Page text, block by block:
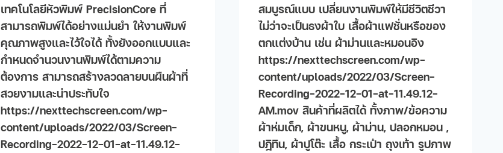
เทคโนโลยีหัวพิมพ์ PrecisionCore ที่
สามารถพิมพ์ได้อย่างแม่นยำ ให้งานพิมพ์
คุณภาพสูงและไว้ใจได้ ทั้งยังออกแบบและ
กำหนดจำนวนงานพิมพ์ได้ตามความ
ต้องการ สามารถสร้างลวดลายบนผืนผ้าที่
สวยงามและน่าประทับใจ
https://nexttechscreen.com/wp-
content/uploads/2022/03/Screen-
Recording-2022-12-01-at-11.49.12-
สมบูรณ์แบบ เปลี่ยนงานพิมพ์ให้มีชีวิตชีวา
ไม่ว่าจะเป็นธงผ้าใบ เสื้อผ้าแฟชั่นหรือของ
ตกแต่งบ้าน เช่น ผ้าม่านและหมอนอิง
https://nexttechscreen.com/wp-
content/uploads/2022/03/Screen-
Recording-2022-12-01-at-11.49.12-
AM.mov สินค้าที่ผลิตได้ ทั้งภาพ/ข้อความ
ผ้าห่มเด็ก, ผ้าขนหนู, ผ้าม่าน, ปลอกหมอน ,
ปฎิทิน, ผ้าปูโต๊ะ เสื้อ กระเป๋า ถุงเท้า รูปภาพ